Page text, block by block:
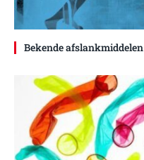
Bekende